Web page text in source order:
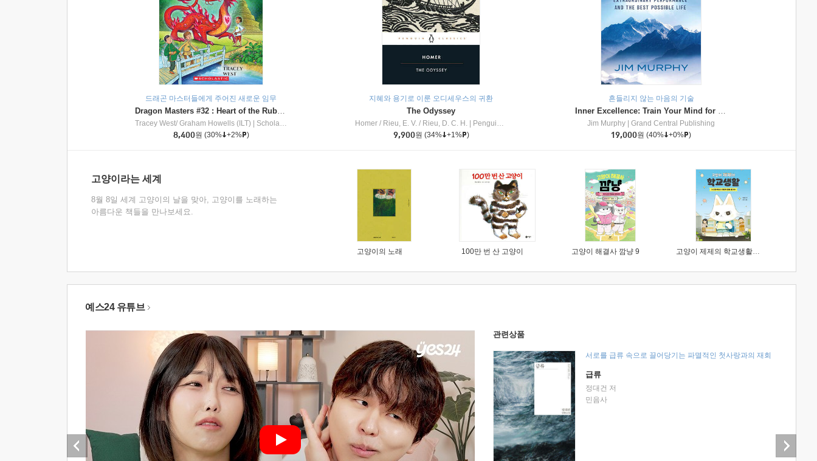
드래곤 마스터들에게 주어진 새로운 임무
Dragon Masters #32 : Heart of the Ruby Dragon (A Branches Book)
Tracey West/ Graham Howells (ILT)
Scholastic Inc
8,400원 (30% +2% )
지혜와 용기로 이룬 오디세우스의 귀환
The Odyssey
Homer / Rieu, E. V. / Rieu, D. C. H.
Penguin Group
9,900원 (34% +1% )
흔들리지 않는 마음의 기술
Inner Excellence: Train Your Mind for Extraordinary Performance and the Best Possible Life
Jim Murphy
Grand Central Publishing
19,000원 (40% +0% )
고양이라는 세계
8월 8일 세계 고양이의 날을 맞아, 고양이를 노래하는
아름다운 책들을 만나보세요.
고양이의 노래 100만 번 산 고양이 고양이 해결사 깜냥 9 고양이 제제의 학교생활 1 : 초등학생이 이렇게 힘들 줄이야
예스24 유튜브
관련상품
서로를 급류 속으로 끌어당기는 파멸적인 첫사랑과의 재회
급류
정대건 저
민음사